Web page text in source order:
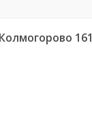
161